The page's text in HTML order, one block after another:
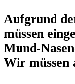
Aufgrund
müssen
Mund-
Wir müssen